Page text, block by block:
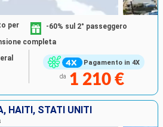
Pagamento in 4X
per
-60% sul 2° passeggero
completa
da 1 210 €
HAITI, STATI UNITI